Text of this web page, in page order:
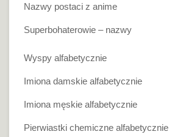
Nazwy postaci z anime
Superbohaterowie – nazwy
Wyspy alfabetycznie
Imiona damskie alfabetycznie
Imiona męskie alfabetycznie
Pierwiastki chemiczne alfabetycznie